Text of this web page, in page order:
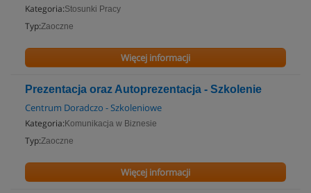
Kategoria:Stosunki Pracy
Typ:Zaoczne
Więcej informacji
Prezentacja oraz Autoprezentacja - Szkolenie
Centrum Doradczo - Szkoleniowe
Kategoria: Komunikacja w Biznesie
Typ:Zaoczne
Więcej informacji